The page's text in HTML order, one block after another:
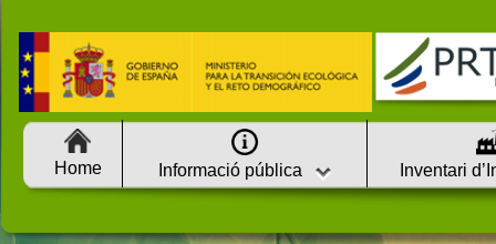
Home Informació pública Inventari